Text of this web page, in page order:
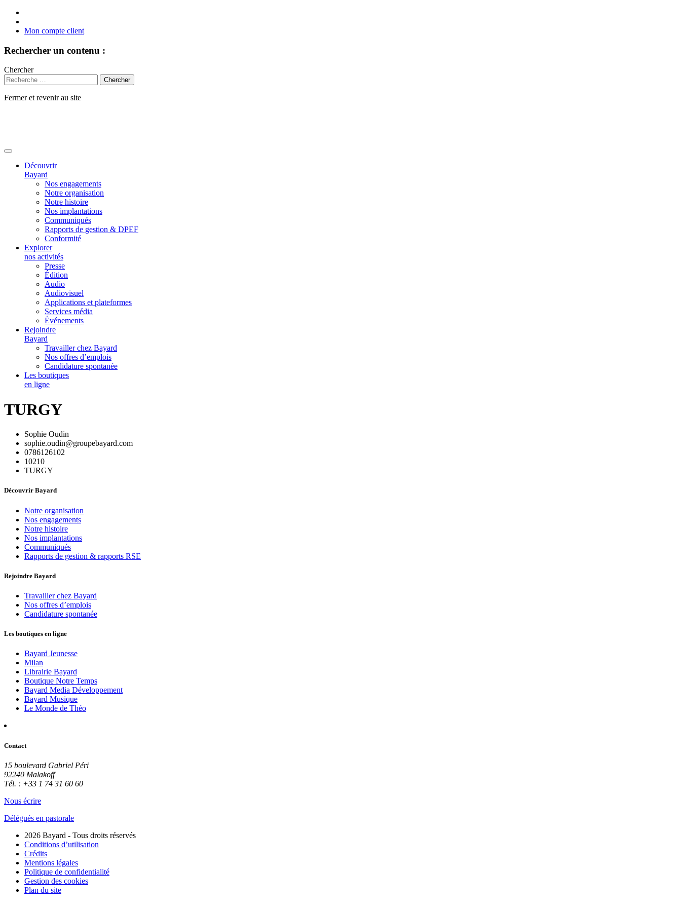
Mon compte client
Rechercher un contenu :
Chercher
Fermer et revenir au site
Découvrir
Bayard
Nos engagements
Notre organisation
Notre histoire
Nos implantations
Communiqués
Rapports de gestion & DPEF
Conformité
Explorer
nos activités
Presse
Édition
Audio
Audiovisuel
Applications et plateformes
Services média
Événements
Rejoindre
Bayard
Travailler chez Bayard
Nos offres d’emplois
Candidature spontanée
Les boutiques
en ligne
TURGY
Sophie Oudin
sophie.oudin@groupebayard.com
0786126102
10210
TURGY
Découvrir Bayard
Notre organisation
Nos engagements
Notre histoire
Nos implantations
Communiqués
Rapports de gestion & rapports RSE
Rejoindre Bayard
Travailler chez Bayard
Nos offres d’emplois
Candidature spontanée
Les boutiques en ligne
Bayard Jeunesse
Milan
Librairie Bayard
Boutique Notre Temps
Bayard Media Développement
Bayard Musique
Le Monde de Théo
Contact
15 boulevard Gabriel Péri
92240 Malakoff
Tél. : +33 1 74 31 60 60
Nous écrire
Délégués en pastorale
2026 Bayard - Tous droits réservés
Conditions d’utilisation
Crédits
Mentions légales
Politique de confidentialité
Gestion des cookies
Plan du site